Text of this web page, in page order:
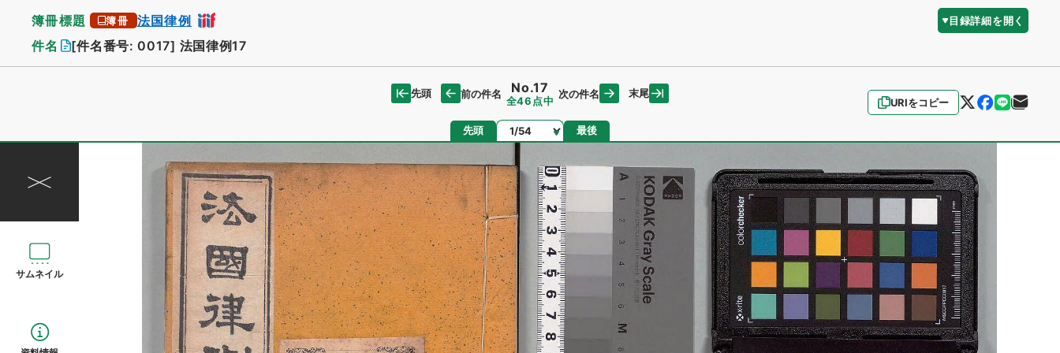
簿冊標題 簿冊 法国律例 目録詳細を開く
件名 [件名番号: 0017] 法国律例17
URIをコピー
先頭 前の件名 No.17
全46点中
次の件名 末尾
先頭 ページ 最後
サムネイル